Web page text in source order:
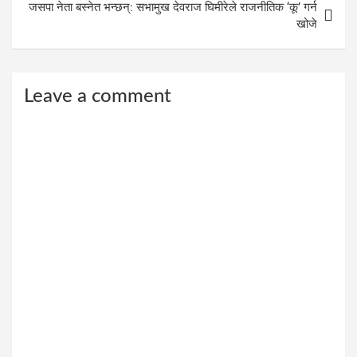
जसपा नेता बस्नेत भन्छन्: सभामुख देवराज घिमीरेले राजनीतिक ‘कू’ गर्न
खोजे
Leave a comment